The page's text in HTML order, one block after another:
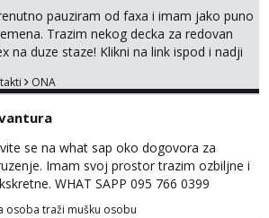
pauziram od faxa i imam jako puno
Trazim nekog decka za redovan
na duze staze! Klikni na link ispod i nadji
ONA
se na what sap oko dogovora za
Imam svoj prostor trazim ozbiljne i
WHAT SAPP 095 766 0399
osoba traži mušku osobu